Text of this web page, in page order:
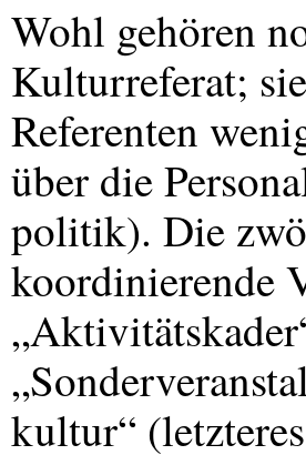
Wohl gehören
Kulturreferat;
Referenten
über die
politik). Die
koordinierende
kultur“